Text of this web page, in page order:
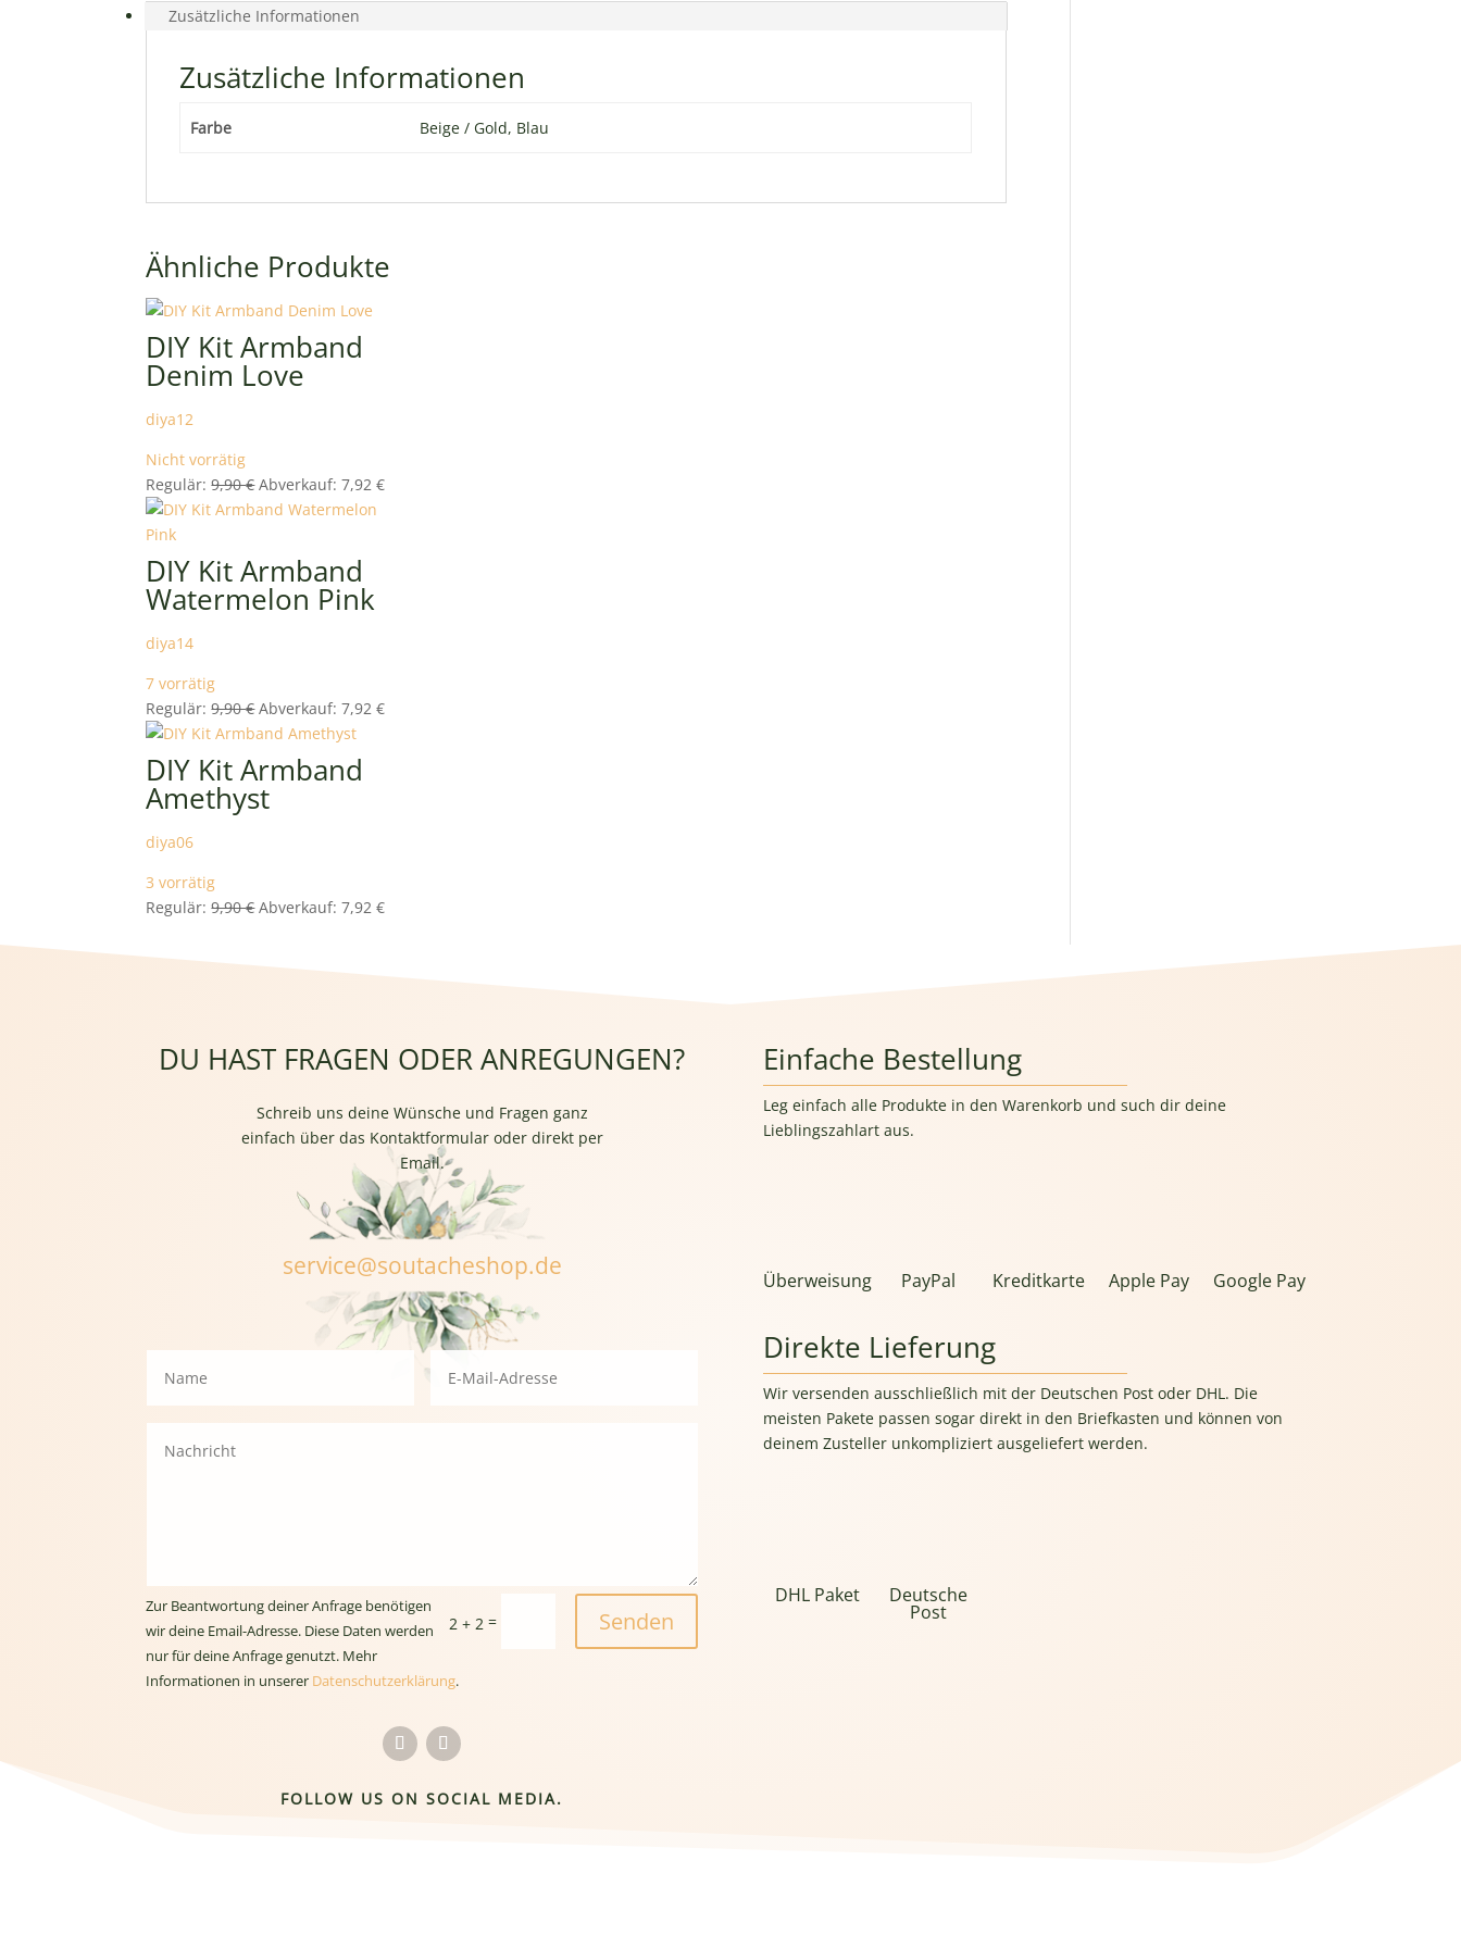
Zusätzliche Informationen
Zusätzliche Informationen
Farbe Beige / Gold, Blau
Ähnliche Produkte
DIY Kit Armband
Denim Love
diya12
Nicht vorrätig
Regulär: 9,90€Ursprünglicher
Preis
9,90 €
Abverkauf: 7,92€Aktueller
DIY Kit Armband
Watermelon Pink
diya14
7 vorrätig
Regulär: 9,90€Ursprünglicher
Preis
9,90 €
Abverkauf: 7,92€Aktueller
DIY Kit Armband
Amethyst
diya06
3 vorrätig
Regulär: 9,90€Ursprünglicher
Abverkauf: 7,92€Aktueller
7,92 €.
DU HAST FRAGEN ODER ANREGUNGEN?
Schreib uns deine Wünsche und Fragen ganz
einfach über das Kontaktformular oder direkt per
Email.
service@soutacheshop.de
2 + 2 = Senden
Zur Beantwortung deiner Anfrage benötigen
wir deine Email-Adresse. Diese Daten werden
nur für deine Anfrage genutzt. Mehr
Informationen in unserer Datenschutzerklärung.
FOLLOW US ON SOCIAL MEDIA.
Einfache Bestellung
Leg einfach alle Produkte in den Warenkorb und such dir deine
Lieblingszahlart aus.
Überweisung PayPal Kreditkarte Apple Pay Google Pay
Direkte Lieferung
Wir versenden ausschließlich mit der Deutschen Post oder DHL. Die
meisten Pakete passen sogar direkt in den Briefkasten und können von
deinem Zusteller unkompliziert ausgeliefert werden.
DHL Paket Deutsche
Post